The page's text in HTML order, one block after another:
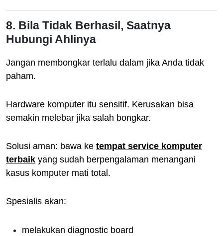
8. Bila Tidak Berhasil, Saatnya
Hubungi Ahlinya
Jangan membongkar terlalu dalam jika Anda tidak
paham.
Hardware komputer itu sensitif. Kerusakan bisa
semakin melebar jika salah bongkar.
Solusi aman: bawa ke tempat service komputer
terbaik yang sudah berpengalaman menangani
kasus komputer mati total.
Spesialis akan:
melakukan diagnostic board